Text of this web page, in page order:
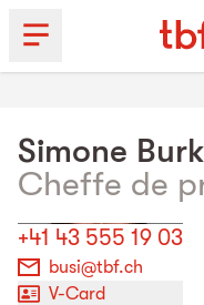
Simone
Cheffe de
+41 43 555 19 03
busi@tbf.ch
V-Card